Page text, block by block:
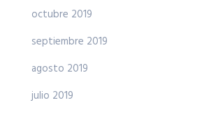
octubre 2019
septiembre 2019
agosto 2019
julio 2019